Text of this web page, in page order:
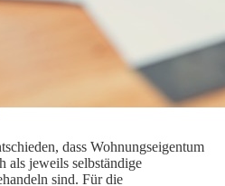
dass Wohnungseigentum
als jeweils selbständige
sind. Für die